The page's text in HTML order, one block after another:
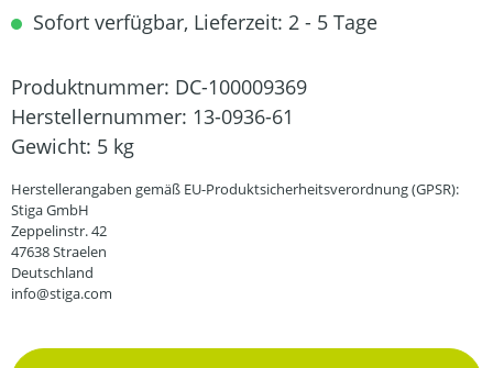
Sofort verfügbar, Lieferzeit: 2 - 5 Tage
Produktnummer: DC-100009369
Herstellernummer: 13-0936-61
Gewicht: 5 kg
Herstellerangaben gemäß EU-Produktsicherheitsverordnung (GPSR):
Stiga GmbH
Zeppelinstr. 42
47638 Straelen
Deutschland
info@stiga.com